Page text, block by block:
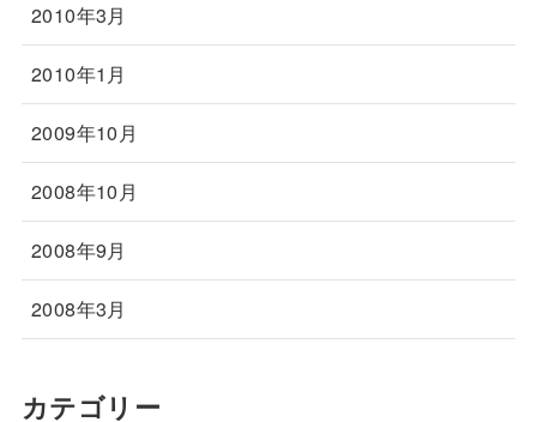
2010年3月
2010年1月
2009年10月
2008年10月
2008年9月
2008年3月
カテゴリー